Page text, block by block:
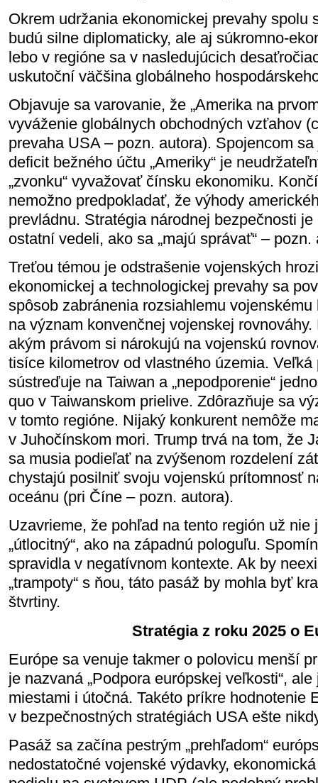
Okrem udržania ekonomickej prevahy spolu
budú silne diplomaticky, ale aj súkromno-
lebo v regióne sa v nasledujúcich
uskutoční väčšina globálneho
Objavuje sa varovanie, že „Amerika na
vyváženie globálnych obchodných vzťahov
prevaha USA – pozn. autora). Spojencom
deficit bežného účtu „Ameriky“ je
„zvonku“ vyvažovať čínsku ekonomiku.
nemožno predpokladať, že výhody
prevládnu. Stratégia národnej bezpečnosti
ostatní vedeli, ako sa „majú správať“ – pozn.
Treťou témou je odstrašenie vojenských
ekonomickej a technologickej prevahy sa
spôsob zabránenia rozsiahlemu
na význam konvenčnej vojenskej
akým právom si nárokujú na vojenskú
tisíce kilometrov od vlastného územia.
sústreďuje na Taiwan a „nepodporenie“
quo v Taiwanskom prielive. Zdôrazňuje sa
v tomto regióne. Nijaký konkurent nemôže
v Juhočínskom mori. Trump trvá na tom, že
sa musia podieľať na zvýšenom rozdelení
chystajú posilniť svoju vojenskú prítomnosť
oceánu (pri Číne – pozn. autora).
Uzavrieme, že pohľad na tento región už nie
„útlocitný“, ako na západnú pologuľu.
spravidla v negatívnom kontexte. Ak by
„trampoty“ s ňou, táto pasáž by mohla byť
štvrtiny.
Stratégia z roku 2025 o
Európe sa venuje takmer o polovicu menší
je nazvaná „Podpora európskej veľkosti“,
miestami i útočná. Takéto príkre hodnotenie
v bezpečnostných stratégiách USA ešte
Pasáž sa začína pestrým „prehľadom“
nedostatočné vojenské výdavky,